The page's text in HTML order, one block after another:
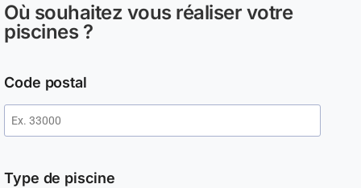
Où souhaitez vous réaliser votre
piscines ?
Code postal
Type de piscine